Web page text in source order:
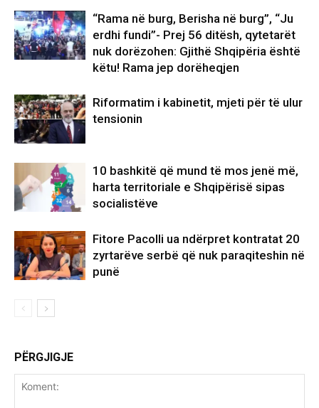
“Rama në burg, Berisha në burg”, “Ju
erdhi fundi”- Prej 56 ditësh, qytetarët
nuk dorëzohen: Gjithë Shqipëria është
këtu! Rama jep dorëheqjen
Riformatim i kabinetit, mjeti për të ulur
tensionin
10 bashkitë që mund të mos jenë më,
harta territoriale e Shqipërisë sipas
socialistëve
Fitore Pacolli ua ndërpret kontratat 20
zyrtarëve serbë që nuk paraqiteshin në
punë
PËRGJIGJE